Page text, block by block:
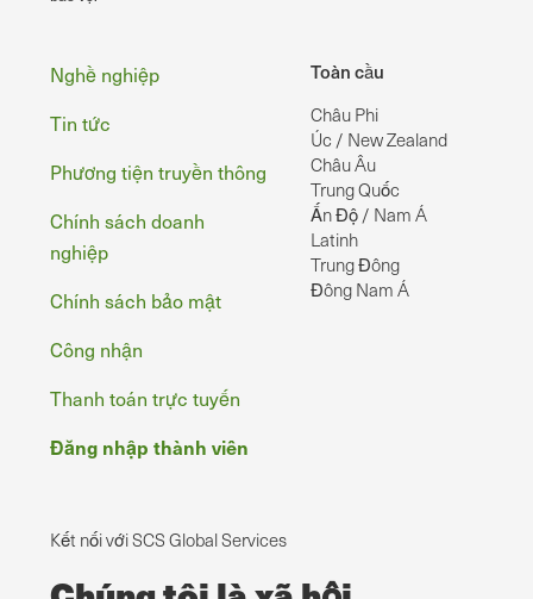
Toàn cầu
Châu Phi
Úc / New Zealand
Châu Âu
Trung Quốc
Ấn Độ / Nam Á
Latinh
Trung Đông
Đông Nam Á
Chân
Nghề nghiệp
Tin tức
Phương tiện truyền thông
Chính sách doanh
nghiệp
Chính sách bảo mật
Công nhận
Thanh toán trực tuyến
Đăng nhập thành viên
Kết nối với SCS Global Services